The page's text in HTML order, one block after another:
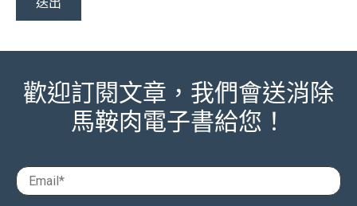
歡迎訂閱文章，我們會送消除
馬鞍肉電子書給您！